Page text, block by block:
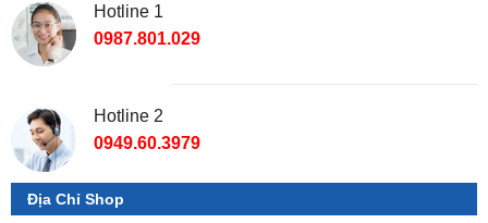
Địa Chỉ Shop
📌 Chi Nhánh Hồ Chí Minh: 277-279 Đường số 9A, KDC
Trung Sơn, Bình Chánh, Tp.HCM